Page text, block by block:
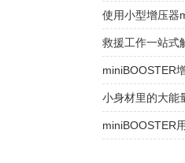
使用小型增压器
miniBOOSTER
小身材里的大能
miniBOOSTER